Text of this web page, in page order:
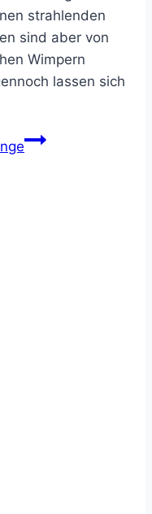
strahlenden
sind aber von
Wimpern
lassen sich